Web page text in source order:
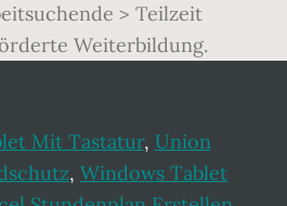
> Teilzeit
Weiterbildung.
Mit Tastatur, Union
, Windows Tablet